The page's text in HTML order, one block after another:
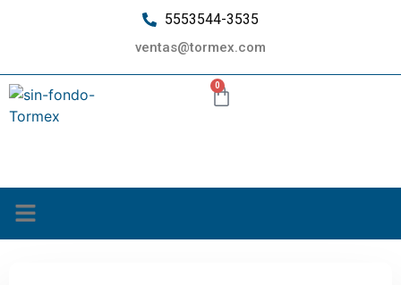
5553544-3535
ventas@tormex.com
0